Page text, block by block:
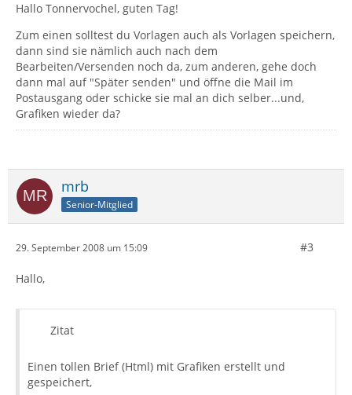
Hallo Tonnervochel, guten Tag!
Zum einen solltest du Vorlagen auch als Vorlagen speichern,
dann sind sie nämlich auch nach dem
Bearbeiten/Versenden noch da, zum anderen, gehe doch
dann mal auf "Später senden" und öffne die Mail im
Postausgang oder schicke sie mal an dich selber...und,
Grafiken wieder da?
mrb
Senior-Mitglied
29. September 2008 um 15:09 #3
Hallo,
Zitat
Einen tollen Brief (Html) mit Grafiken erstellt und
gespeichert,